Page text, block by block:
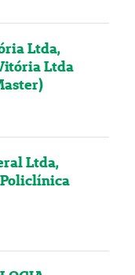
Ltda,
Ltda
Ltda,
Policlínica